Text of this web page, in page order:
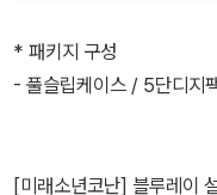
* 패키지 구성
- 풀슬립케이스 / 5단디지
[미래소년코난] 블루레이